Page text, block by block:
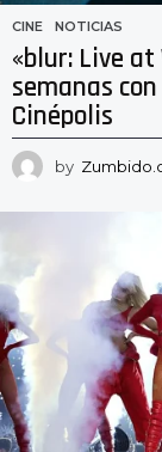
CINE ,NOTICIAS
«blur: Live
semanas
Cinépolis
by